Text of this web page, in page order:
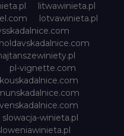
litwawinieta.pl
lotvawinieta.pl
pl-vignette.com
slowacja-winieta.pl